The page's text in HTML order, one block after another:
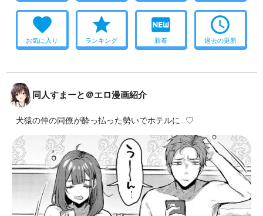
favorite
お気に入り
star
ランキング
fiber_new
新着
access_time
過去の更新
同人すまーと＠エロ漫画紹介
犬猿の仲の同僚が酔っ払った勢いでホテルに…♡